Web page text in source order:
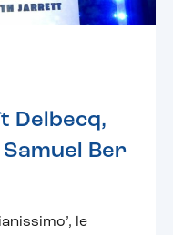
Delbecq,
Ber
le